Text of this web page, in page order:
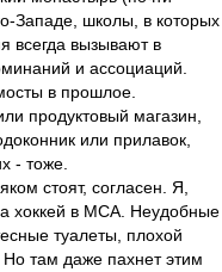
Западе, школы, в которых
всегда вызывают в
и ассоциаций.
в прошлое.
продуктовый магазин,
или прилавок,
- тоже.
стоят, согласен. Я,
хоккей в МСА. Неудобные
туалеты, плохой
Но там даже пахнет этим